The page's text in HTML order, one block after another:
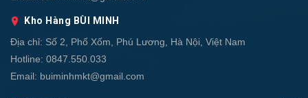
Kho Hàng BÙI MINH
Địa chỉ: Số 2, Phố Xốm, Phú Lương, Hà Nội, Việt Nam
Hotline: 0847.550.033
Email: buiminhmkt@gmail.com